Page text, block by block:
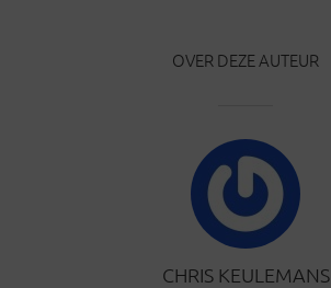
OVER DEZE AUTEUR
CHRIS KEULEMANS